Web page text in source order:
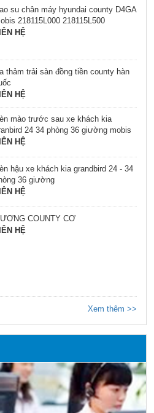
su chân máy hyundai county D4GA
218115L000 218115L500
HỆ
thảm trải sàn đồng tiền county hàn
HỆ
mào trước sau xe khách kia
24 34 phòng 36 giường mobis
HỆ
hậu xe khách kia grandbird 24 - 34
36 giường
HỆ
COUNTY CƠ
HỆ
Xem thêm >>